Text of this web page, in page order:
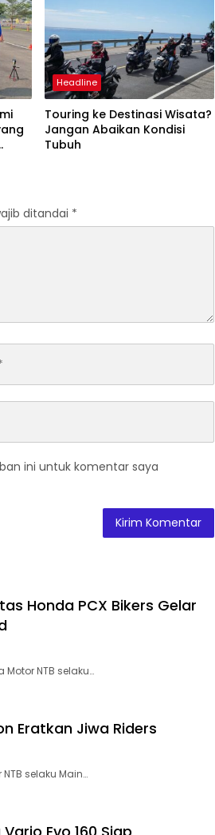
Headline
Touring ke Destinasi Wisata?
Jangan Abaikan Kondisi
Tubuh
ditandai *
ini untuk komentar saya
Honda PCX Bikers Gelar
NTB selaku…
Eratkan Jiwa Riders
selaku Main…